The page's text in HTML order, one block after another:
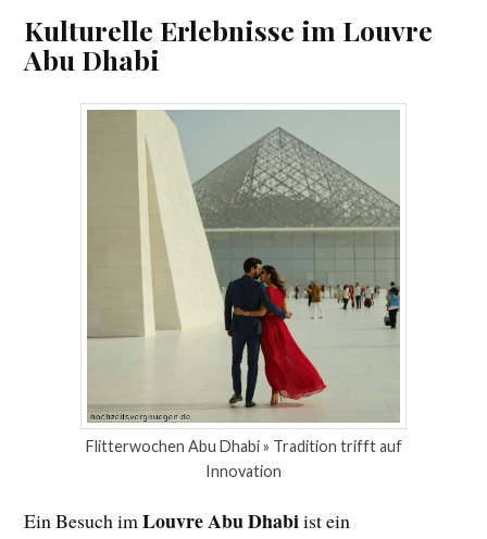
Kulturelle Erlebnisse im Louvre
Abu Dhabi
Flitterwochen Abu Dhabi » Tradition trifft auf
Innovation
Ein Besuch imLouvre Abu Dhabiist ein